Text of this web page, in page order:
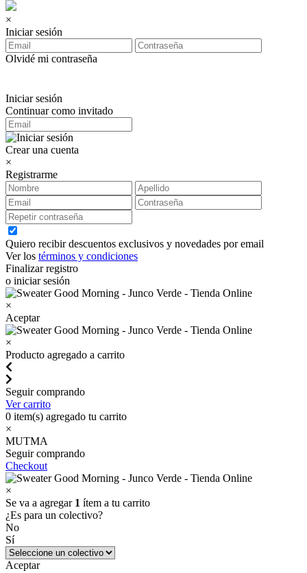
×
Iniciar sesión
Olvidé mi contraseña
Iniciar sesión
Continuar como invitado
Crear una cuenta
×
Registrarme
Quiero recibir descuentos exclusivos y novedades por email
Ver los términos y condiciones
Finalizar registro
o iniciar sesión
×
Aceptar
×
Producto agregado a carrito
Seguir comprando
Ver carrito
0 item(s) agregado tu carrito
×
MUTMA
Seguir comprando
Checkout
×
Se va a agregar 1 ítem a tu carrito
¿Es para un colectivo?
No
Sí
Aceptar